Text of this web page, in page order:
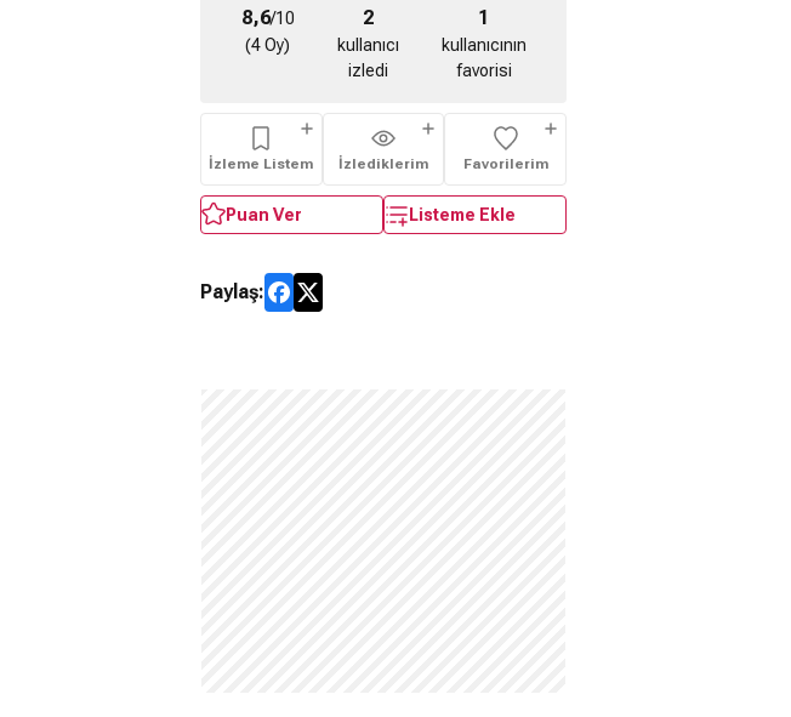
8,6/10
(4 Oy)
2
kullanıcı
izledi
1
kullanıcının
favorisi
İzleme Listem İzlediklerim Favorilerim
Puan Ver Listeme Ekle
Paylaş: